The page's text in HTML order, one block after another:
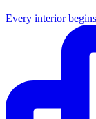
Every interior